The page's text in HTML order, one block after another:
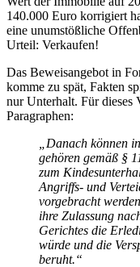
140.000 Euro korrigiert
eine unumstößliche
Urteil: Verkaufen!
Das Beweisangebot in
komme zu spät, Fakten
nur Unterhalt. Für dieses
Paragraphen:
„Danach können
gehören gemäß §
zum
Angriffs- und
vorgebracht
ihre Zulassung
Gerichtes die
würde und die
beruht.“